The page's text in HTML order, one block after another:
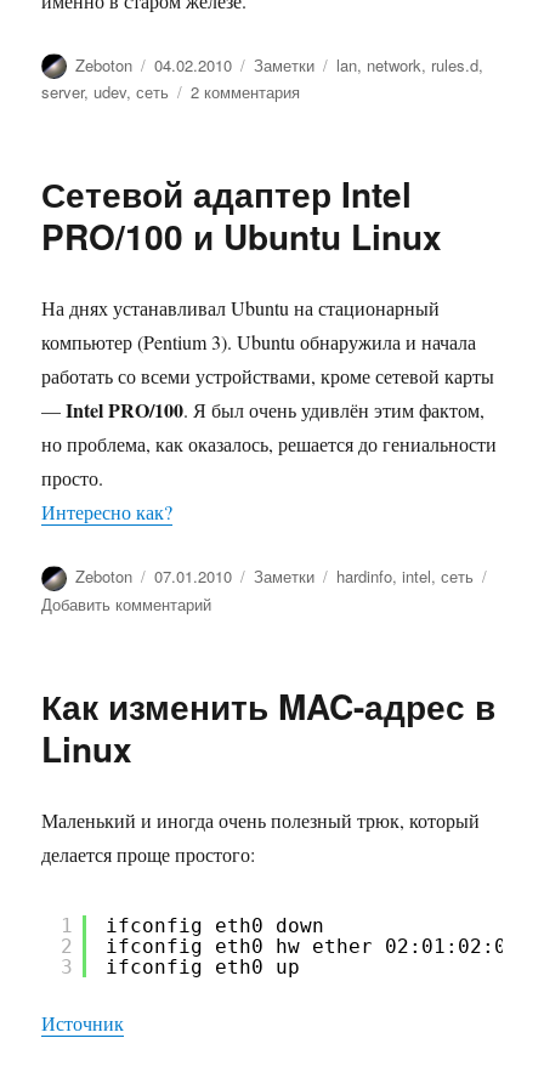
Автор
Zeboton Опубликовано
04.02.2010 Рубрики
Заметки Метки
lan, network, rules.d,
server, udev,сеть 2 комментария
и
сетевая
карта
Сетевой адаптер Intel
PRO/100 и Ubuntu Linux
На днях устанавливал Ubuntu на стационарный
компьютер (Pentium 3). Ubuntu обнаружила и начала
работать со всеми устройствами, кроме сетевой карты
—Intel PRO/100. Я был очень удивлён этим фактом,
но проблема, как оказалось, решается до гениальности
просто.
Интересно как?
Автор
Zeboton Опубликовано
07.01.2010 Рубрики
Заметки Метки
hardinfo,intel,сеть
Добавить комментарийк
Intel
Как изменить MAC-адрес в
Linux
Маленький и иногда очень полезный трюк, который
делается проще простого:
1
2
3
ifconfig eth0 down
ifconfig eth0 hw ether
ifconfig eth0 up
Источник